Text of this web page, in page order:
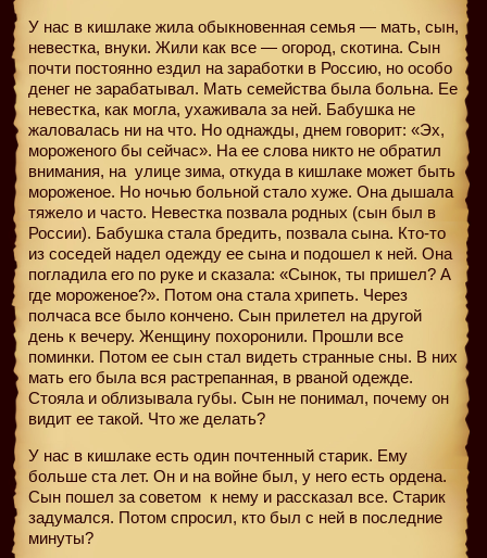
У нас в кишлаке жила обыкновенная семья — мать, сын,
невестка, внуки. Жили как все — огород, скотина. Сын
почти постоянно ездил на заработки в Россию, но особо
денег не зарабатывал. Мать семейства была больна. Ее
невестка, как могла, ухаживала за ней. Бабушка не
жаловалась ни на что. Но однажды, днем говорит: «Эх,
мороженого бы сейчас». На ее слова никто не обратил
внимания, на улице зима, откуда в кишлаке может быть
мороженое. Но ночью больной стало хуже. Она дышала
тяжело и часто. Невестка позвала родных (сын был в
России). Бабушка стала бредить, позвала сына. Кто-то
из соседей надел одежду ее сына и подошел к ней. Она
погладила его по руке и сказала: «Сынок, ты пришел? А
где мороженое?». Потом она стала хрипеть. Через
полчаса все было кончено. Сын прилетел на другой
день к вечеру. Женщину похоронили. Прошли все
поминки. Потом ее сын стал видеть странные сны. В них
мать его была вся растрепанная, в рваной одежде.
Стояла и облизывала губы. Сын не понимал, почему он
видит ее такой. Что же делать?
У нас в кишлаке есть один почтенный старик. Ему
больше ста лет. Он и на войне был, у него есть ордена.
Сын пошел за советом к нему и рассказал все. Старик
задумался. Потом спросил, кто был с ней в последние
минуты?